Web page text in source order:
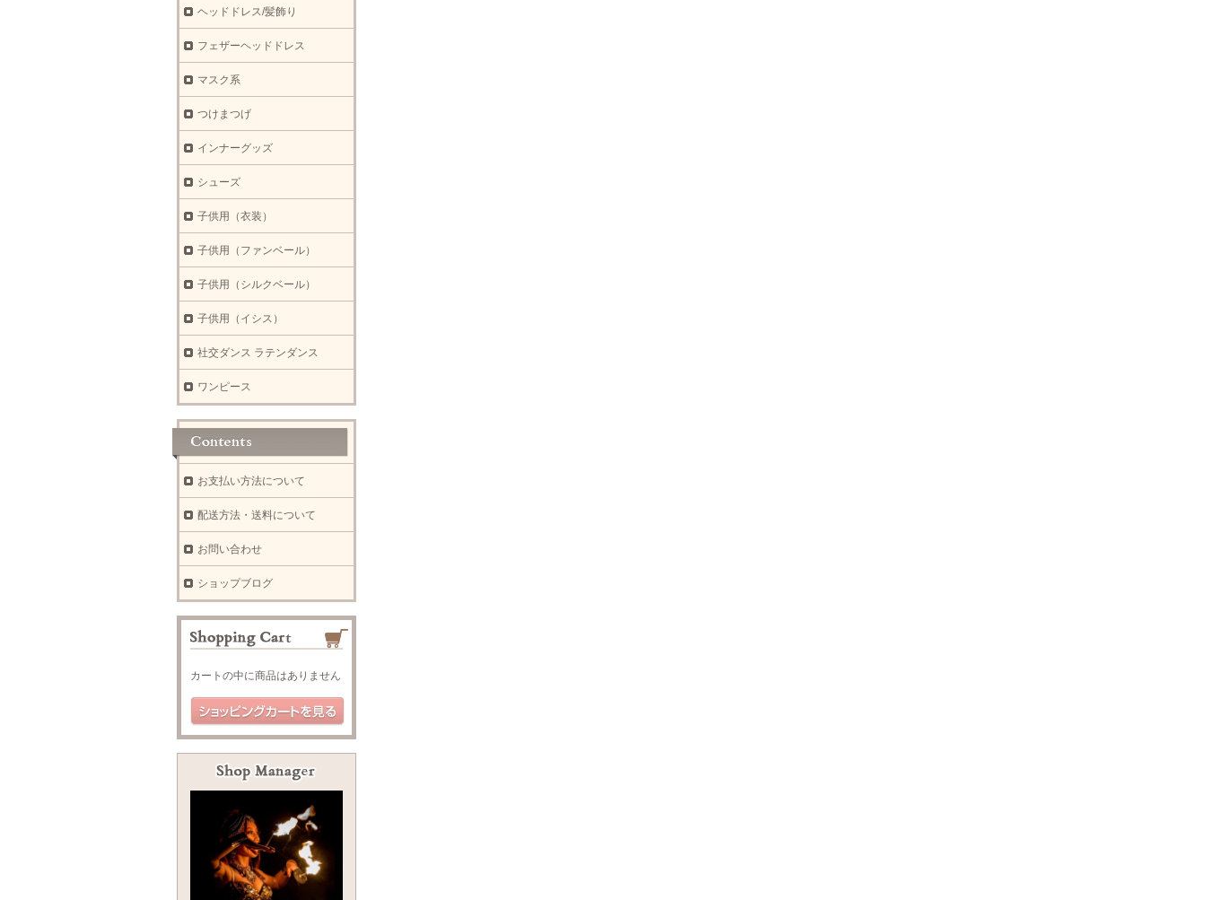
ヘッドドレス/髪飾り
フェザーヘッドドレス
マスク系
つけまつげ
インナーグッズ
シューズ
子供用（衣装）
子供用（ファンベール）
子供用（シルクベール）
子供用（イシス）
社交ダンス ラテンダンス
ワンピース
お支払い方法について
配送方法・送料について
お問い合わせ
ショップブログ
カートの中に商品はありません